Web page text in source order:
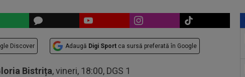
Discover Adaugă Digi Sport ca sursă preferată în Google
Bistrița, vineri, 18:00, DGS 1